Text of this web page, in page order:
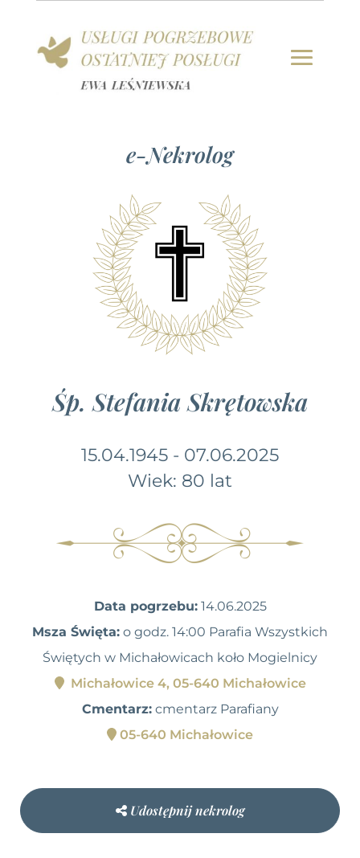
e-Nekrolog
Śp. Stefania Skrętowska
15.04.1945 - 07.06.2025
Wiek: 80 lat
Data pogrzebu:14.06.2025
Msza Święta: o godz. 14:00 Parafia Wszystkich
Świętych w Michałowicach koło Mogielnicy
Michałowice 4, 05-640 Michałowice
Cmentarz:cmentarz Parafiany
05-640 Michałowice
Udostępnij nekrolog